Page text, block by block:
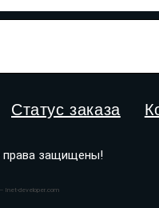
Статус заказа
права защищены!
Inet-developer.com